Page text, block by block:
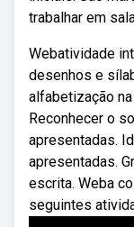
trabalhar em
Webatividade
desenhos e
alfabetização
Reconhecer o
apresentadas.
apresentadas.
escrita. Weba
seguintes